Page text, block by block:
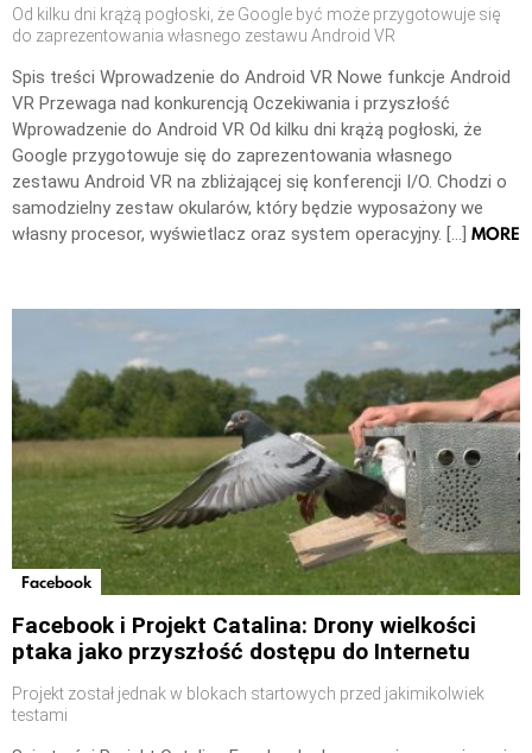
Od kilku dni krążą pogłoski, że Google być może przygotowuje się
do zaprezentowania własnego zestawu Android VR
Spis treści Wprowadzenie do Android VR Nowe funkcje Android
VR Przewaga nad konkurencją Oczekiwania i przyszłość
Wprowadzenie do Android VR Od kilku dni krążą pogłoski, że
Google przygotowuje się do zaprezentowania własnego
zestawu Android VR na zbliżającej się konferencji I/O. Chodzi o
samodzielny zestaw okularów, który będzie wyposażony we
własny procesor, wyświetlacz oraz system operacyjny. […] MORE
Facebook
Facebook i Projekt Catalina: Drony wielkości
ptaka jako przyszłość dostępu do Internetu
Projekt został jednak w blokach startowych przed jakimikolwiek
testami